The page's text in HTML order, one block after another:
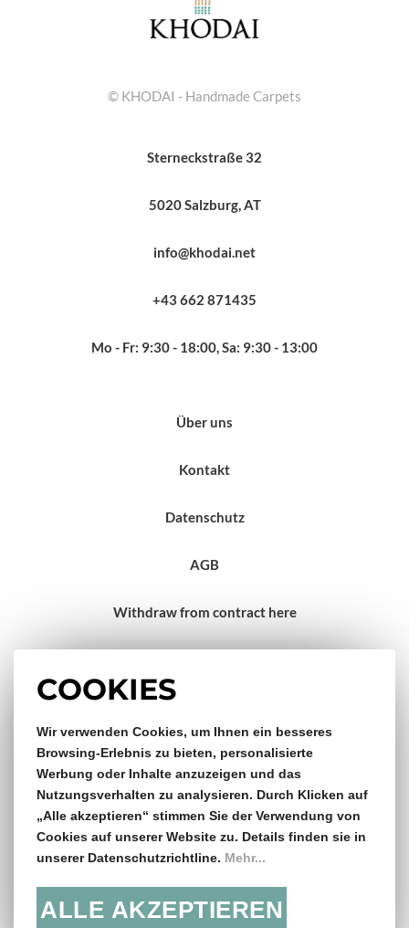
COOKIES
Wir verwenden Cookies, um Ihnen ein besseres
Browsing-Erlebnis zu bieten, personalisierte
Werbung oder Inhalte anzuzeigen und das
Nutzungsverhalten zu analysieren. Durch Klicken auf
„Alle akzeptieren“ stimmen Sie der Verwendung von
Cookies auf unserer Website zu. Details finden sie in
unserer Datenschutzrichtline. Mehr...
ALLE AKZEPTIEREN
© KHODAI - Handmade Carpets
Sterneckstraße 32
5020 Salzburg, AT
info@khodai.net
+43 662 871435
Mo - Fr: 9:30 - 18:00, Sa: 9:30 - 13:00
Über uns
Kontakt
Datenschutz
AGB
Withdraw from contract here
Gratis Versand & Rückversand
ab €150,- Bestellwert